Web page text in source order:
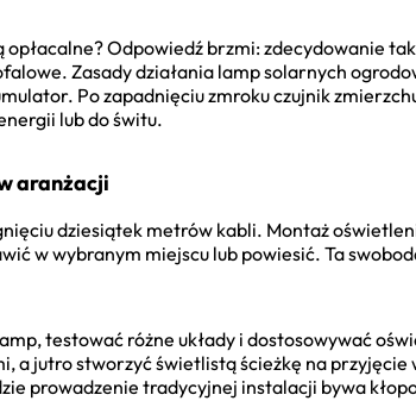
Odpowiedź brzmi: zdecydowanie
Zasady działania lamp solarnych
Po zapadnięciu zmroku czujnik
lub do świtu.
aranżacji
dziesiątek metrów kabli. Montaż
w wybranym miejscu lub powiesić. Ta
testować różne układy i dostosowywać
a jutro stworzyć świetlistą ścieżkę na przyjęcie
prowadzenie tradycyjnej instalacji bywa